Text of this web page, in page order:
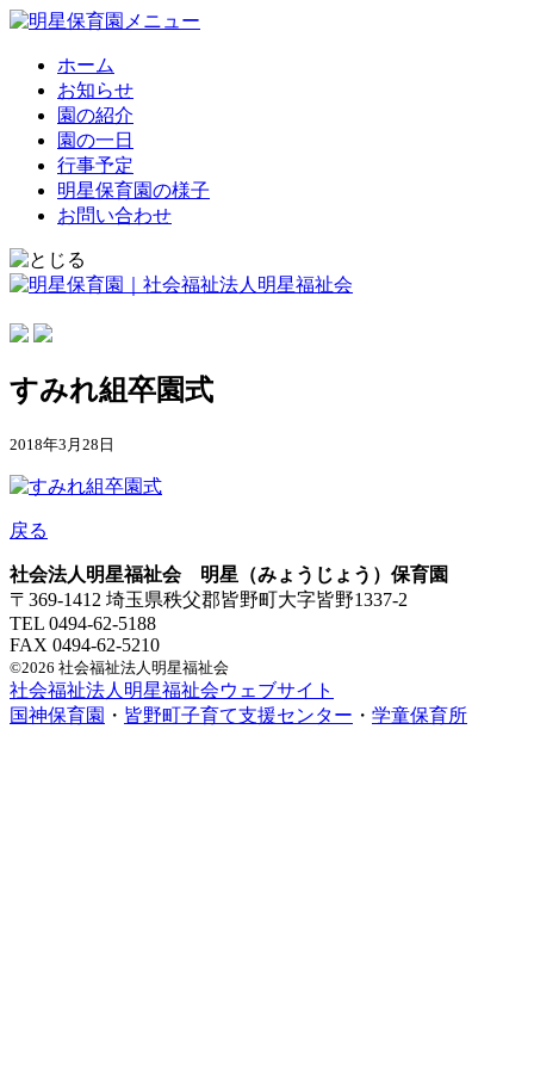
ホーム
お知らせ
園の紹介
園の一日
行事予定
明星保育園の様子
お問い合わせ
すみれ組卒園式
2018年3月28日
戻る
社会法人明星福祉会 明星（みょうじょう）保育園
〒369-1412 埼玉県秩父郡皆野町大字皆野1337-2
TEL 0494-62-5188
FAX 0494-62-5210
©2026 社会福祉法人明星福祉会
社会福祉法人明星福祉会ウェブサイト
国神保育園 ・ 皆野町子育て支援センター ・ 学童保育所